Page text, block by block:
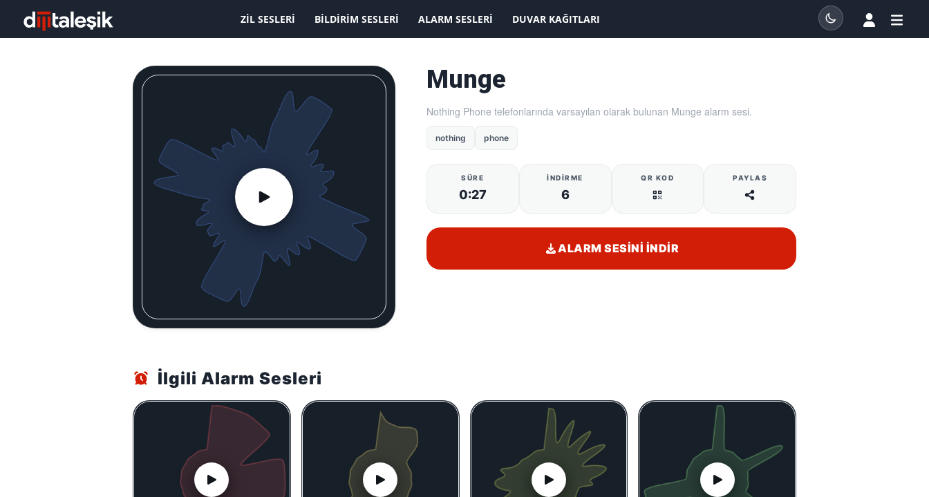
KAYDOLMAK İSTİYORUM
ZIL SESLERI BILDIRIM SESLERI ALARM SESLERI DUVAR KAĞITLARI
Munge
Nothing Phone telefonlarında varsayılan olarak bulunan Munge alarm sesi.
nothing phone
SÜRE
0:27
İNDIRME
6
QR KOD PAYLAŞ
ALARM SESINI İNDIR
İlgili Alarm Sesleri